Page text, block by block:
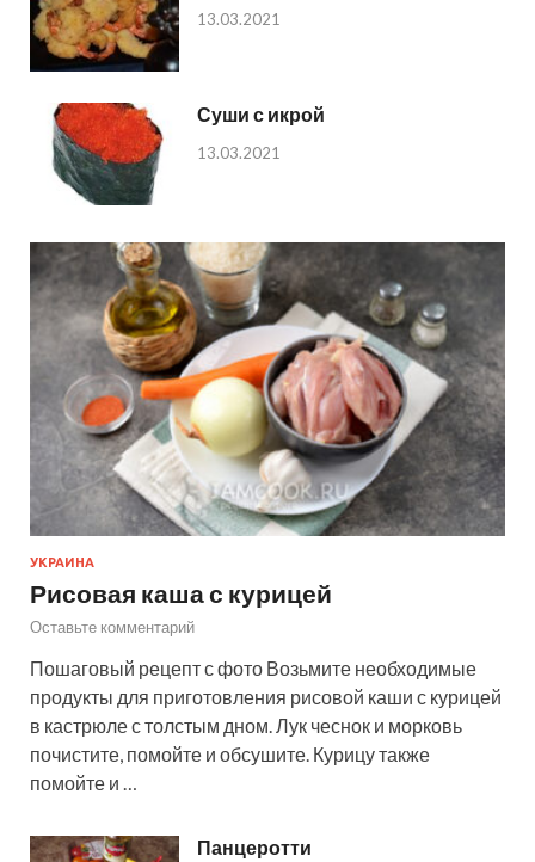
13.03.2021
Суши с икрой
13.03.2021
УКРАИНА
Рисовая каша с курицей
Оставьте комментарий
Пошаговый рецепт с фото Возьмите необходимые
продукты для приготовления рисовой каши с курицей
в кастрюле с толстым дном. Лук чеснок и морковь
почистите, помойте и обсушите. Курицу также
помойте и …
Панцеротти